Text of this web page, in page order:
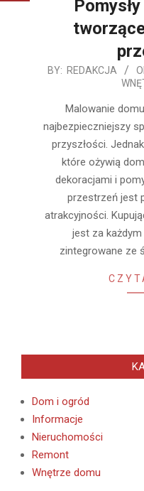
2020-
BY: REDAKCJA
Malowanie
najbezpieczniejszy
przyszłości.
które ożywią
dekoracjami i
przestrzeń jest
atrakcyjności.
jest za każdym
zintegrowane ze
Dom i ogród
Informacje
Nieruchomości
Remont
Wnętrze domu